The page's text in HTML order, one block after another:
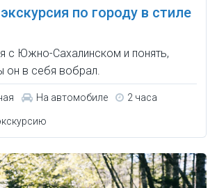
по городу в стиле
с Южно-Сахалинском и понять,
он в себя вобрал.
На автомобиле 2 часа